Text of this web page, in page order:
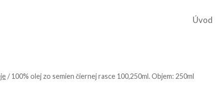
Úvod
/ 100% olej zo semien čiernej rasce 100,250ml. Objem: 250ml